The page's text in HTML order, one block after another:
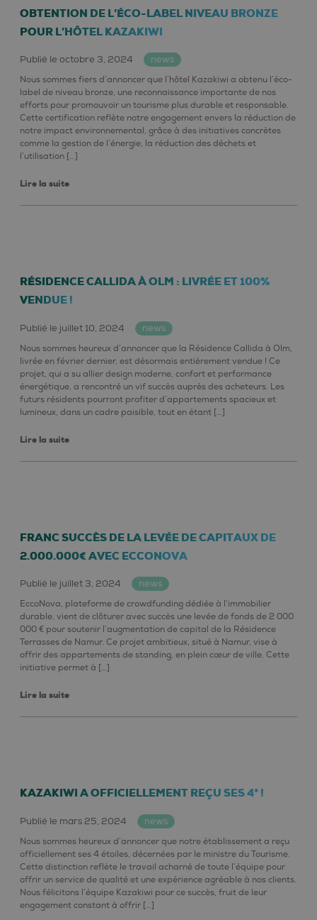
OBTENTION DE L’ÉCO-LABEL NIVEAU BRONZE
POUR L’HÔTEL KAZAKIWI
Publié le octobre 3, 2024 news
Nous sommes fiers d’annoncer que l’hôtel Kazakiwi a obtenu l’éco-
label de niveau bronze, une reconnaissance importante de nos
efforts pour promouvoir un tourisme plus durable et responsable.
Cette certification reflète notre engagement envers la réduction de
notre impact environnemental, grâce à des initiatives concrètes
comme la gestion de l’énergie, la réduction des déchets et
l’utilisation […]
Lire la suite
RÉSIDENCE CALLIDA À OLM : LIVRÉE ET 100%
VENDUE !
Publié le juillet 10, 2024 news
Nous sommes heureux d’annoncer que la Résidence Callida à Olm,
livrée en février dernier, est désormais entièrement vendue ! Ce
projet, qui a su allier design moderne, confort et performance
énergétique, a rencontré un vif succès auprès des acheteurs. Les
futurs résidents pourront profiter d’appartements spacieux et
lumineux, dans un cadre paisible, tout en étant […]
Lire la suite
FRANC SUCCÈS DE LA LEVÉE DE CAPITAUX DE
2.000.000€ AVEC ECCONOVA
Publié le juillet 3, 2024 news
EccoNova, plateforme de crowdfunding dédiée à l’immobilier
durable, vient de clôturer avec succès une levée de fonds de 2 000
000 € pour soutenir l’augmentation de capital de la Résidence
Terrasses de Namur. Ce projet ambitieux, situé à Namur, vise à
offrir des appartements de standing, en plein cœur de ville. Cette
initiative permet à […]
Lire la suite
KAZAKIWI A OFFICIELLEMENT REÇU SES 4* !
Publié le mars 25, 2024 news
Nous sommes heureux d’annoncer que notre établissement a reçu
officiellement ses 4 étoiles, décernées par le ministre du Tourisme.
Cette distinction reflète le travail acharné de toute l’équipe pour
offrir un service de qualité et une expérience agréable à nos clients.
Nous félicitons l’équipe Kazakiwi pour ce succès, fruit de leur
engagement constant à offrir […]